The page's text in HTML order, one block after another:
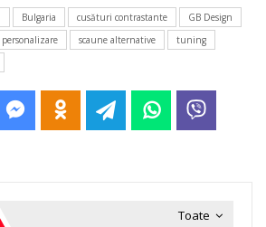
Bulgaria cusături contrastante
GB Design
personalizare scaune alternative
tuning
Toate